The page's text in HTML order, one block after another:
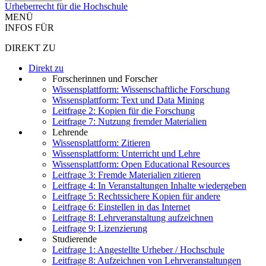
Urheberrecht für die Hochschule
MENÜ
INFOS FÜR
DIREKT ZU
Direkt zu
Forscherinnen und Forscher
Wissensplattform: Wissenschaftliche Forschung
Wissensplattform: Text und Data Mining
Leitfrage 2: Kopien für die Forschung
Leitfrage 7: Nutzung fremder Materialien
Lehrende
Wissensplattform: Zitieren
Wissensplattform: Unterricht und Lehre
Wissensplattform: Open Educational Resources
Leitfrage 3: Fremde Materialien zitieren
Leitfrage 4: In Veranstaltungen Inhalte wiedergeben
Leitfrage 5: Rechtssichere Kopien für andere
Leitfrage 6: Einstellen in das Internet
Leitfrage 8: Lehrveranstaltung aufzeichnen
Leitfrage 9: Lizenzierung
Studierende
Leitfrage 1: Angestellte Urheber / Hochschule
Leitfrage 8: Aufzeichnen von Lehrveranstaltungen